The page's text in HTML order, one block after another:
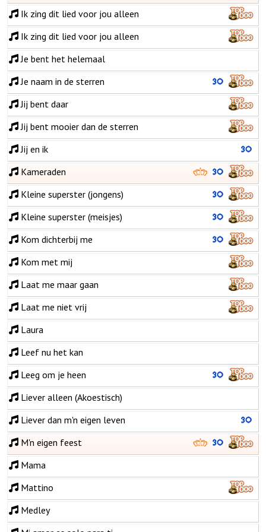
Ik zing dit lied voor jou alleen
Ik zing dit lied voor jou alleen
Je bent het helemaal
Je naam in de sterren
Jij bent daar
Jij bent mooier dan de sterren
Jij en ik
Kameraden
Kleine superster (jongens)
Kleine superster (meisjes)
Kom dichterbij me
Kom met mij
Laat me maar gaan
Laat me niet vrij
Laura
Leef nu het kan
Leeg om je heen
Liever alleen (Akoestisch)
Liever dan m'n eigen leven
M'n eigen feest
Mama
Mattino
Medley